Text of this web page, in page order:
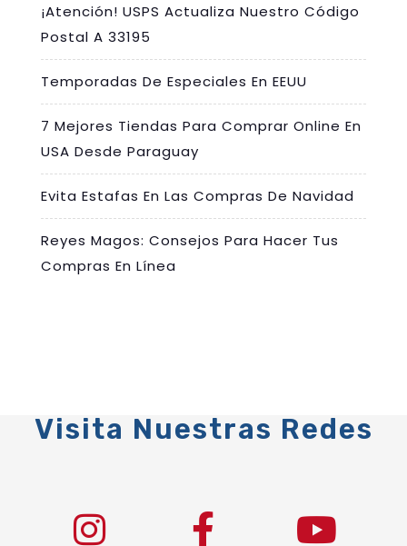
¡Atención! USPS Actualiza Nuestro Código
Postal A 33195
Temporadas De Especiales En EEUU
7 Mejores Tiendas Para Comprar Online En
USA Desde Paraguay
Evita Estafas En Las Compras De Navidad
Reyes Magos: Consejos Para Hacer Tus
Compras En Línea
Visita Nuestras Redes